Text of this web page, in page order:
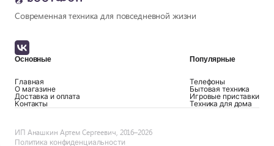
Современная техника для повседневной жизни
Основные
Главная
О магазине
Доставка и оплата
Контакты
Популярные
Телефоны
Бытовая техника
Игровые приставки
Техника для дома
ИП Анашкин Артем Сергеевич, 2016–2026
Политика конфиденциальности